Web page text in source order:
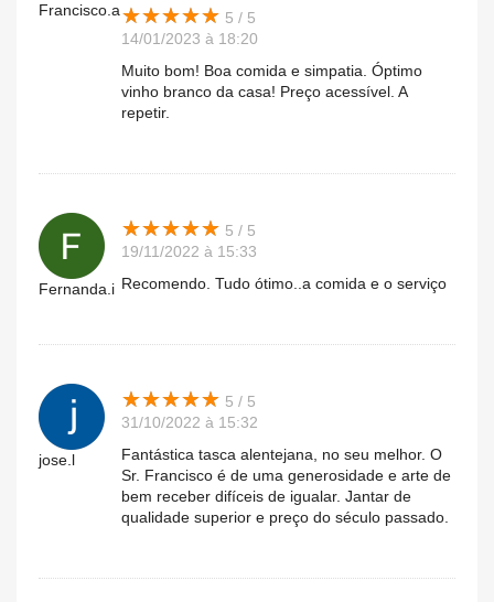
Francisco.a★★★★★
★★★★★ 5 / 5
14/01/2023 à 18:20
Muito bom! Boa comida e simpatia. Óptimo
vinho branco da casa! Preço acessível. A
repetir.
Fernanda.i
★★★★★
★★★★★ 5 / 5
19/11/2022 à 15:33
Recomendo. Tudo ótimo..a comida e o serviço
jose.l
★★★★★
★★★★★ 5 / 5
31/10/2022 à 15:32
Fantástica tasca alentejana, no seu melhor. O
Sr. Francisco é de uma generosidade e arte de
bem receber difíceis de igualar. Jantar de
qualidade superior e preço do século passado.